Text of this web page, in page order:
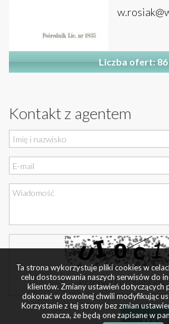
Liczba ofert: 86
Kontakt z agentem
Ta strona wykorzystuje pliki cookies w
celu dostosowania naszych serwisów do
klientów. Zmiany ustawień dotyczących
dokonać w dowolnej chwili modyfikując
Korzystanie z tej strony bez zmian
oznacza, że będą one zapisane w